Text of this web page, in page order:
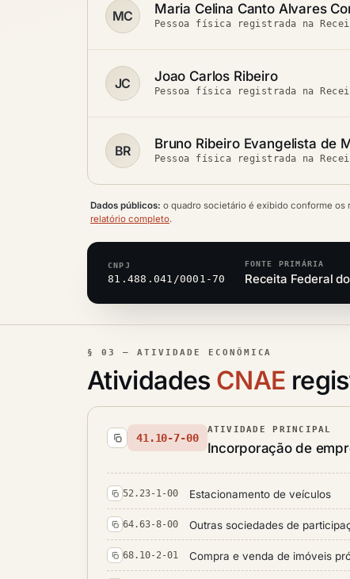
MC Maria Celina Canto Alvares
Pessoa física registrada na
JC Joao Carlos Ribeiro
Pessoa física registrada na
BR Bruno Ribeiro Evangelista de
Pessoa física registrada na
Dados públicos: o quadro societário é exibido conforme os
relatório completo.
CNPJ
81.488.041/0001-70
FONTE PRIMÁRIA
Receita Federal
§ 03 — ATIVIDADE ECONÔMICA
Atividades CNAE
41.10-7-00
ATIVIDADE PRINCIPAL
Incorporação de
52.23-1-00 Estacionamento de veículos
64.63-8-00 Outras sociedades de
68.10-2-01 Compra e venda de imóveis